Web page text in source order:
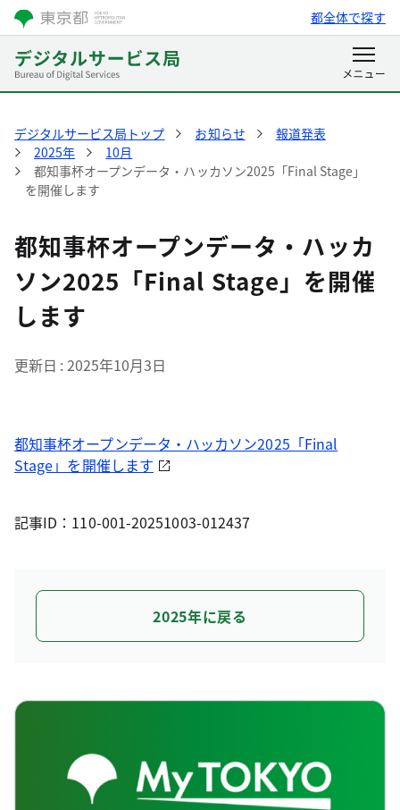
都全体で探す
デジタルサービス局トップ お知らせ
報道発表
2025年
10月
都知事杯オープンデータ・ハッカソン2025「Final Stage」
を開催します
都知事杯オープンデータ・ハッカ
ソン2025「Final Stage」を開催
します
更新日 2025年10月3日
都知事杯オープンデータ・ハッカソン2025「Final
Stage」を開催します
記事ID：110-001-20251003-012437
2025年に戻る